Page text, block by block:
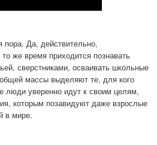
пора. Да, действительно,
же время приходится познавать
сверстниками, осваивать школьные
массы выделяют те, для кого
люди уверенно идут к своим целям,
которым позавидуют даже взрослые
в мире.